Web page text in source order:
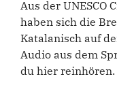
Aus der UNESCO
haben sich die
Katalanisch auf
Audio aus dem
du hier